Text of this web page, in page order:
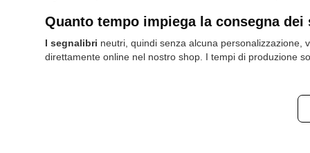
Quanto tempo impiega la consegna dei
I segnalibri neutri, quindi senza alcuna personalizzazione,
direttamente online nel nostro shop. I tempi di produzione